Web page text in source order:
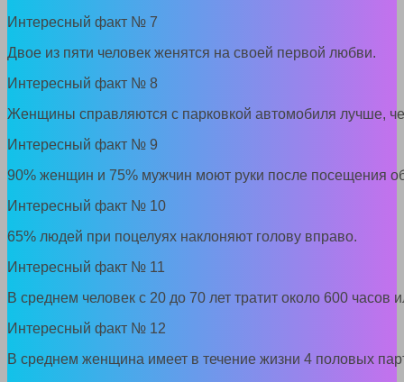
Интересный факт № 7
Двое из пяти человек женятся на своей первой любви.
Интересный факт № 8
Женщины справляются с парковкой автомобиля лучше,
Интересный факт № 9
90% женщин и 75% мужчин моют руки после посещения
Интересный факт № 10
65% людей при поцелуях наклоняют голову вправо.
Интересный факт № 11
В среднем человек с 20 до 70 лет тратит около 600 часов
Интересный факт № 12
В среднем женщина имеет в течение жизни 4 половых